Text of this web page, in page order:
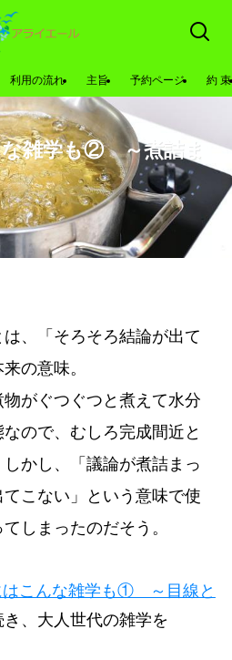
利用の流れ 主旨 予約ページ 約 束
な雑学も② ～煮詰ま
は、「そろそろ結論が出て
の意味。
物がぐつぐつと煮えて水分
ので、むしろ完成間近と
かし、「議論が煮詰まっ
こない」という意味で使
しまったのだそう。
はこんな雑学も① ～目線と
き、大人世代の雑学を